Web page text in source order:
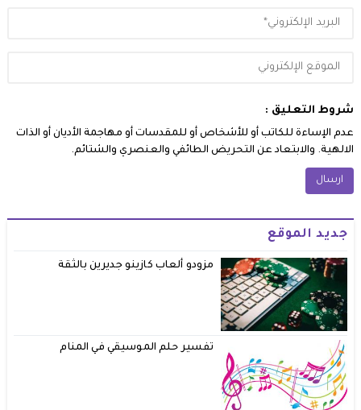
شروط التعليق :
عدم الإساءة للكاتب أو للأشخاص أو للمقدسات أو مهاجمة الأديان أو الذات
الالهية. والابتعاد عن التحريض الطائفي والعنصري والشتائم.
جديد الموقع
مزودو ألعاب كازينو جديرين بالثقة
تفسير حلم الموسيقي في المنام